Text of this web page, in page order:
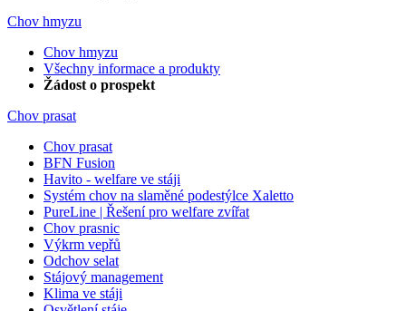
Chov hmyzu
Chov hmyzu
Všechny informace a produkty
Žádost o prospekt
Chov prasat
Chov prasat
BFN Fusion
Havito - welfare ve stáji
Systém chov na slaměné podestýlce Xaletto
PureLine | Řešení pro welfare zvířat
Chov prasnic
Výkrm vepřů
Odchov selat
Stájový management
Klima ve stáji